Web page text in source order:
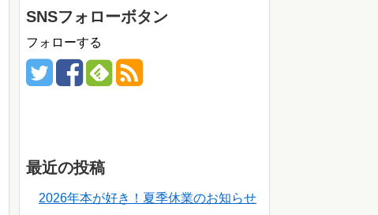
SNSフォローボタン
フォローする
最近の投稿
2026年本が好き！夏季休業のお知らせ